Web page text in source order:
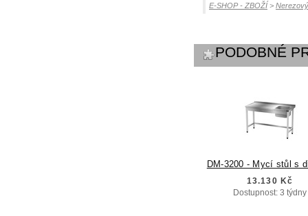
E-SHOP - ZBOŽÍ >
PODOBNÉ
DM-3200 - Mycí stůl s
13.130 Kč
Dostupnost: 3 týdny